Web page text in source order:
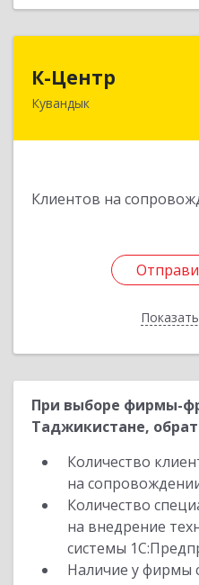
К-Центр
Кувандык
Клиентов на
462243,
При выборе фирмы-
Таджикистане,
Количество
на
Количество
на внедрение
системы
Наличие у фирмы